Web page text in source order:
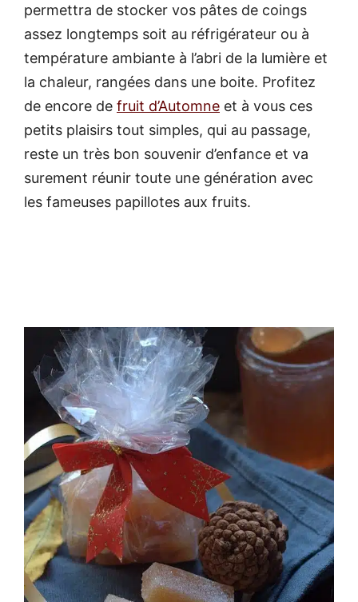
permettra de stocker vos pâtes de coings
assez longtemps soit au réfrigérateur ou à
température ambiante à l’abri de la lumière et
la chaleur, rangées dans une boite. Profitez
de encore de fruit d’Automne et à vous ces
petits plaisirs tout simples, qui au passage,
reste un très bon souvenir d’enfance et va
surement réunir toute une génération avec
les fameuses papillotes aux fruits.